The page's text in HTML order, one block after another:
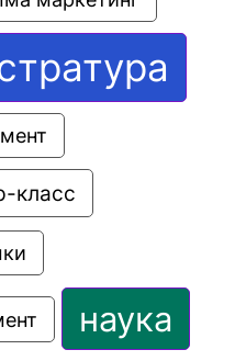
класс
наука